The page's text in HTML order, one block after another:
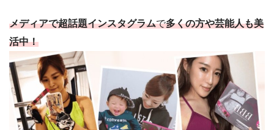
メディアで超話題インスタグラムで多くの方や芸能人も美
活中！